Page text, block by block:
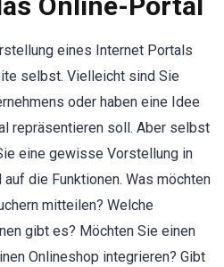
eines Internet Portals
selbst. Vielleicht sind Sie
oder haben eine Idee
repräsentieren soll. Aber selbst
eine gewisse Vorstellung in
die Funktionen. Was möchten
mitteilen? Welche
gibt es? Möchten Sie einen
Onlineshop integrieren? Gibt